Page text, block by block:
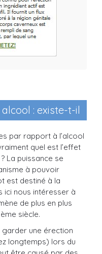
: existe-t-il
par rapport à l’alcool
quel est l’effet
La puissance se
à pouvoir
est destiné à la
ici nous intéresser à
de plus en plus
siècle.
garder une érection
longtemps) lors du